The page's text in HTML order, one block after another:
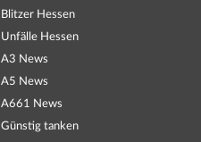
Blitzer Hessen
Unfälle Hessen
A3 News
A5 News
A661 News
Günstig tanken